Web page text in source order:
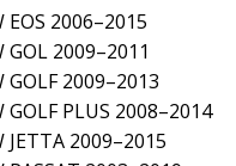
EOS 2006–2015
GOL 2009–2011
GOLF 2009–2013
GOLF PLUS 2008–2014
JETTA 2009–2015